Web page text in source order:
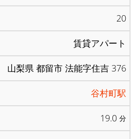
20
賃貸アパート
山梨県 都留市 法能字住吉 376
谷村町駅
19.0 分